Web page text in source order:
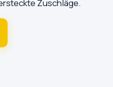
Zuschläge.